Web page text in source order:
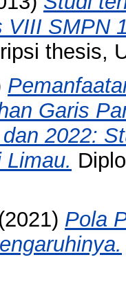
SMPN
thesis,
Garis
2022:
Pola